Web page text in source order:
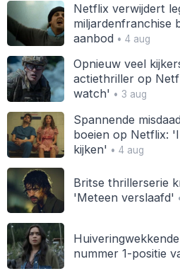
Netflix verwijdert
miljardenfranchise
aanbod • 4 aug
Opnieuw veel
actiethriller op
watch' • 3 aug
Spannende
boeien op Netflix:
kijken' • 4 aug
Britse thrillerserie
'Meteen verslaafd'
nummer 1-positie